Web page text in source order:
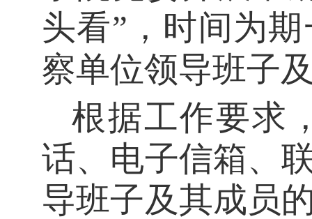
头看”，时间为
察单位领导班子
根据工作要求
话、电子信箱、
导班子及其成员